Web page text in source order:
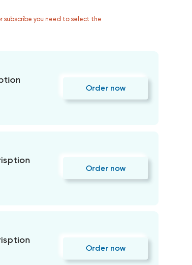
subscribe you need to select the
Order now
Order now
Order now